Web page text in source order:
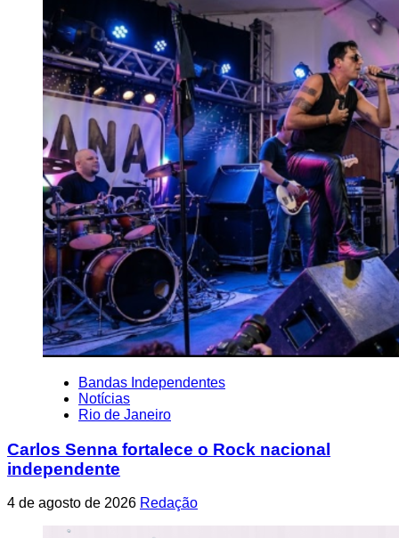
Bandas Independentes
Notícias
Rio de Janeiro
Carlos Senna fortalece o Rock nacional
independente
4 de agosto de 2026 Redação